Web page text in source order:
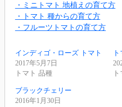
・ミニトマト 地植えの育て方
・トマト 種からの育て方
・フルーツトマトの育て方
インディゴ・ローズ トマト
2017年5月7日
トマト 品種
ブラックチェリー
2016年1月30日